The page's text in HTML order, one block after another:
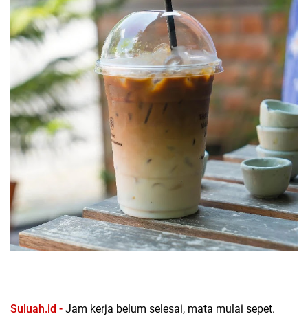
Suluah.id - Jam kerja belum selesai, mata mulai sepet.